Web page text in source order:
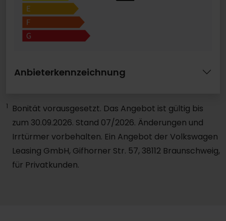
Anbieterkennzeichnung
1
Bonität vorausgesetzt. Das Angebot ist gültig bis
zum 30.09.2026. Stand 07/2026. Änderungen und
Irrtürmer vorbehalten. Ein Angebot der Volkswagen
Leasing GmbH, Gifhorner Str. 57, 38112 Braunschweig,
für Privatkunden.